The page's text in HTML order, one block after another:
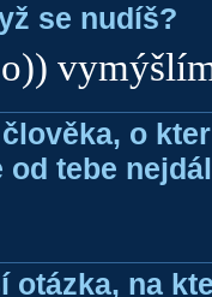
se nudíš?
o
od tebe
otázka, na